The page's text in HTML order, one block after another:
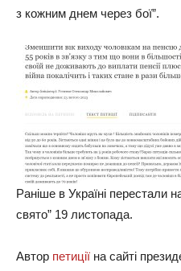
з кожним днем ​​через бої”.
Раніше в Україні перестали
свято” 19 листопада.
Автор петиції на сайті